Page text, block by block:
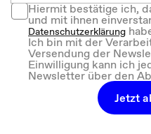
Hiermit bestätige ich,
und mit ihnen
Datenschutzerklärung
Ich bin mit der
Versendung der
Einwilligung kann ich
Newsletter über den
Jetzt